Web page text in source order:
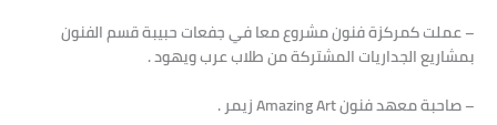
– عملت كمركزة فنون مشروع معا في جفعات حبيبة قسم الفنون
بمشاريع الجداريات المشتركة من طلاب عرب ويهود .
– صاحبة معهد فنون Amazing Art زيمر .